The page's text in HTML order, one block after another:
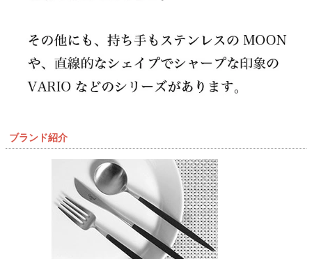
ブランド紹介